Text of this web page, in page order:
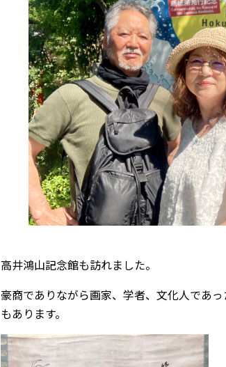
高井鴻山記念館も訪れました。
豪商でありながら画家、学者、文化人であ
もあります。